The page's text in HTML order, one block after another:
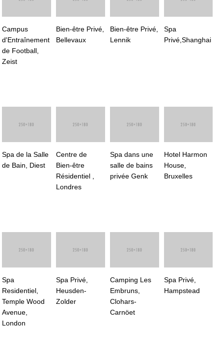
Campus
d'Entraînement
de Football,
Zeist
Bien-être Privé,
Bellevaux
Bien-être Privé,
Lennik
Spa
Privé,Shanghai
Spa de la Salle
de Bain, Diest
Centre de
Bien-être
Résidentiel ,
Londres
Spa dans une
salle de bains
privée Genk
Hotel Harmon
House,
Bruxelles
Spa
Residentiel,
Temple Wood
Avenue,
London
Spa Privé,
Heusden-
Zolder
Camping Les
Embruns,
Clohars-
Carnöet
Spa Privé,
Hampstead